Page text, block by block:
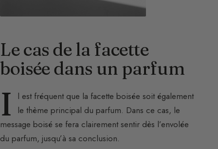
Le cas de la facette
boisée dans un parfum
I
l est fréquent que la facette boisée soit également
le thème principal du parfum. Dans ce cas, le
message boisé se fera clairement sentir dès l’envolée
du parfum, jusqu’à sa conclusion.